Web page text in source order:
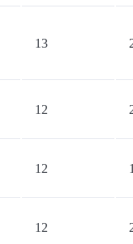
13
12
12
12